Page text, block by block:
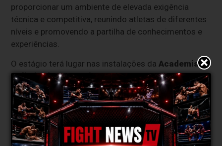
proporcionar um ambiente de elevada exigência
técnica e competitiva, reunindo atletas de diferentes
níveis e promovendo a partilha de conhecimentos e
experiências.
O estágio terá lugar nas instalações daAcademia
Unlimited, no Barreiro,estando abertas as
inscrições para os interessados em participar
naquela que promete ser uma intensa preparação de
verão para os amantes das artes marciais mistas.